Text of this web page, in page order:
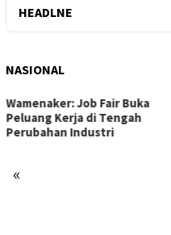
HEADLNE
NASIONAL
«